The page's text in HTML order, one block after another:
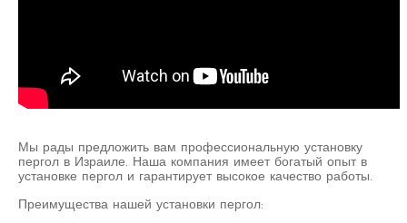
Мы рады предложить вам профессиональную установку
пергол в Израиле. Наша компания имеет богатый опыт в
установке пергол и гарантирует высокое качество работы.
Преимущества нашей установки пергол: